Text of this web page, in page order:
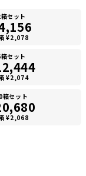
セット
¥2,078
セット
¥2,074
箱セット
¥2,068